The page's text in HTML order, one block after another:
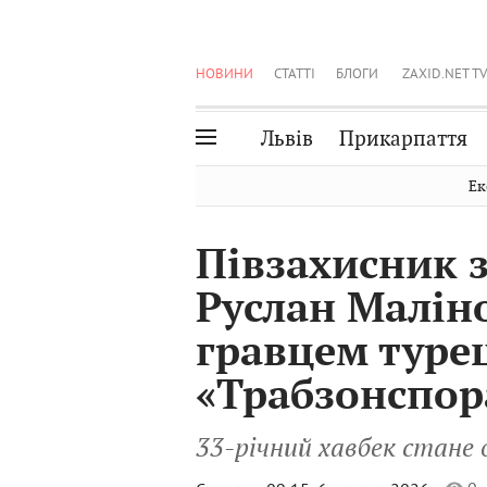
НОВИНИ СТАТТІ БЛОГИ ZAXID.NET TV
Львів Прикарпаття
Волинь
Чернівці
Шептицький
Півзахисник
Руслан
гравцем
33-річний хавбек стане